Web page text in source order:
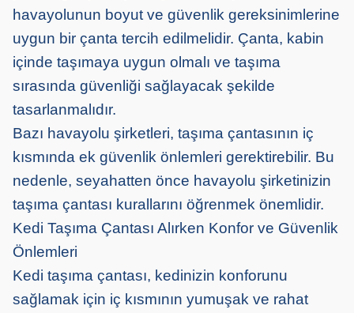
havayolunun boyut ve güvenlik gereksinimlerine
uygun bir çanta tercih edilmelidir. Çanta, kabin
içinde taşımaya uygun olmalı ve taşıma
sırasında güvenliği sağlayacak şekilde
tasarlanmalıdır.
Bazı havayolu şirketleri, taşıma çantasının iç
kısmında ek güvenlik önlemleri gerektirebilir. Bu
nedenle, seyahatten önce havayolu şirketinizin
taşıma çantası kurallarını öğrenmek önemlidir.
Kedi Taşıma Çantası Alırken Konfor ve Güvenlik
Önlemleri
Kedi taşıma çantası, kedinizin konforunu
sağlamak için iç kısmının yumuşak ve rahat